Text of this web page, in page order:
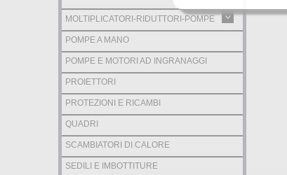
MOLTIPLICATORI-RIDUTTORI-POMPE
POMPE A MANO
POMPE E MOTORI AD INGRANAGGI
PROIETTORI
PROTEZIONI E RICAMBI
QUADRI
SCAMBIATORI DI CALORE
SEDILI E IMBOTTITURE